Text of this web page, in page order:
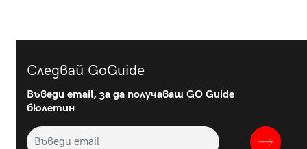
Следвай GoGuide
Въведи email, за да получаваш GO Guide
бюлетин